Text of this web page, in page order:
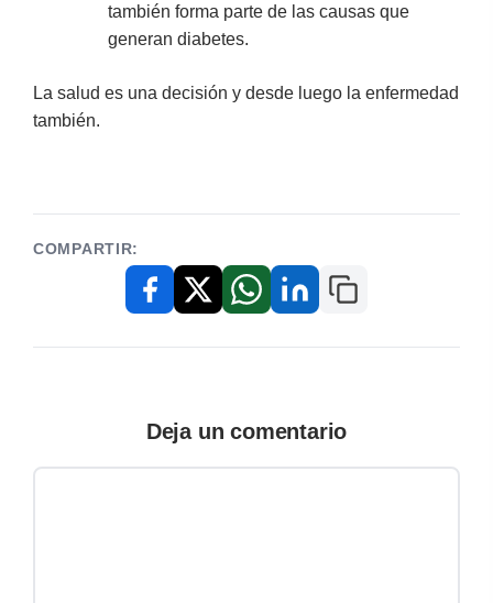
también forma parte de las causas que
generan diabetes.
La salud es una decisión y desde luego la enfermedad
también.
COMPARTIR:
FacebookX / TwitterWhatsAppLinkedInCopiar enlace
Deja un comentario